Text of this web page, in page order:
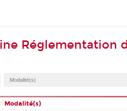
Réglementation
Modalité(s)